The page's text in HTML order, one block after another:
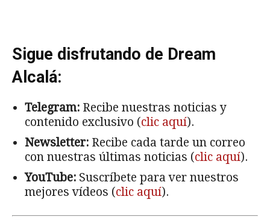
Sigue disfrutando de Dream
Alcalá:
Telegram: Recibe nuestras noticias y
contenido exclusivo (clic aquí).
Newsletter: Recibe cada tarde un correo
con nuestras últimas noticias (clic aquí).
YouTube: Suscríbete para ver nuestros
mejores vídeos (clic aquí).